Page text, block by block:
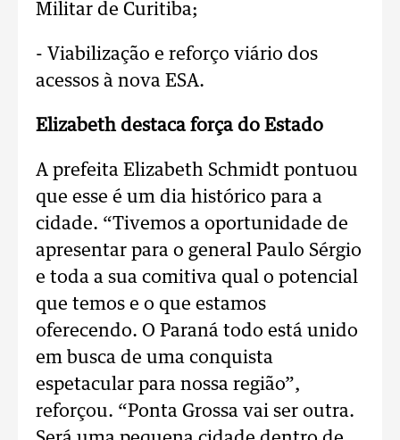
Militar de Curitiba;
- Viabilização e reforço viário dos
acessos à nova ESA.
Elizabeth destaca força do Estado
A prefeita Elizabeth Schmidt pontuou
que esse é um dia histórico para a
cidade. “Tivemos a oportunidade de
apresentar para o general Paulo Sérgio
e toda a sua comitiva qual o potencial
que temos e o que estamos
oferecendo. O Paraná todo está unido
em busca de uma conquista
espetacular para nossa região”,
reforçou. “Ponta Grossa vai ser outra.